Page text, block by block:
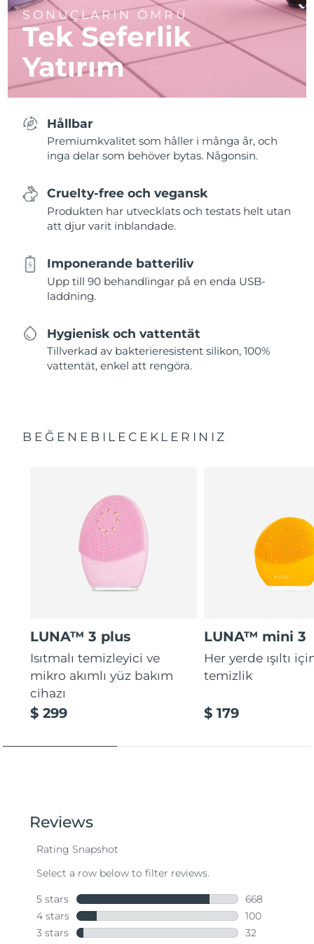
SONUÇLARIN ÖMRÜ
Tek Seferlik
Yatırım
Hållbar
Premiumkvalitet som håller i många år, och
inga delar som behöver bytas. Någonsin.
Cruelty-free och vegansk
Produkten har utvecklats och testats helt utan
att djur varit inblandade.
Imponerande batteriliv
Upp till 90 behandlingar på en enda USB-
laddning.
Hygienisk och vattentät
Tillverkad av bakterieresistent silikon, 100%
vattentät, enkel att rengöra.
BEĞENEBILECEKLERINIZ
LUNA™ 3 plus
Isıtmalı temizleyici ve
mikro akımlı yüz bakım
cihazı
$ 299
LUNA™ mini 3
Her yerde ışıltı
temizlik
$ 179